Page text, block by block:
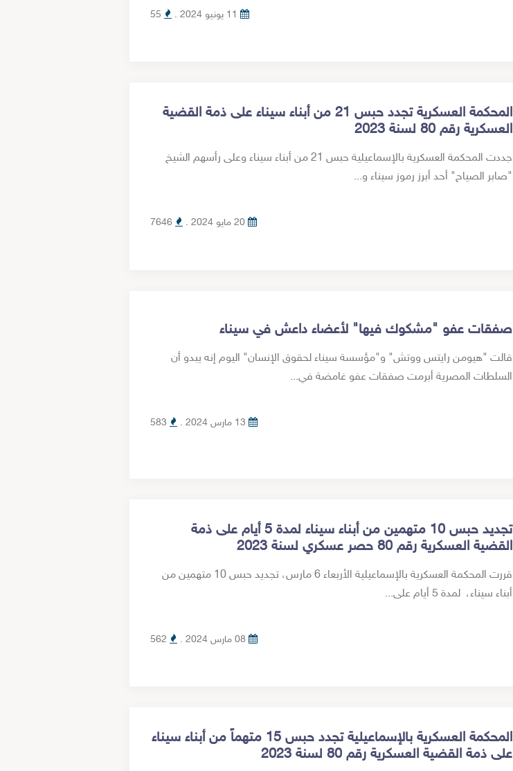
11 يونيو 2024 .
المحكمة العسكرية تجدد حبس 21 من أبناء سيناء على ذمة القضية
العسكرية رقم 80 لسنة 2023
جددت المحكمة العسكرية بالإسماعيلية حبس 21 من أبناء سيناء وعلى رأسهم الشيخ
"صابر الصياح" أحد أبرز رموز سيناء و...
20 مايو 2024 .
صفقات عفو "مشكوك فيها" لأعضاء داعش في سيناء
قالت "هيومن رايتس ووتش" و"مؤسسة سيناء لحقوق الإنسان" اليوم إنه يبدو أن
السلطات المصرية أبرمت صفقات عفو غامضة في...
13 مارس 2024 .
تجديد حبس 10 متهمين من أبناء سيناء لمدة 5 أيام على ذمة
القضية العسكرية رقم 80 حصر عسكري لسنة 2023
قررت المحكمة العسكرية بالإسماعيلية الأربعاء 6 مارس، تجديد حبس 10 متهمين من
أبناء سيناء، لمدة 5 أيام على...
08 مارس 2024 .
المحكمة العسكرية بالإسماعيلية تجدد حبس 15 متهماً من أبناء سيناء
على ذمة القضية العسكرية رقم 80 لسنة 2023